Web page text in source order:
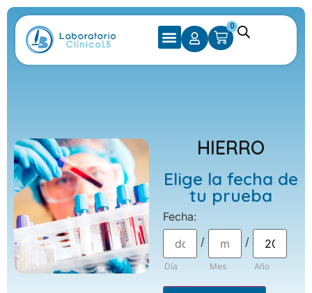
0
HIERRO
Elige la fecha de
tu prueba
Fecha:
Día
/
Mes
/
Año